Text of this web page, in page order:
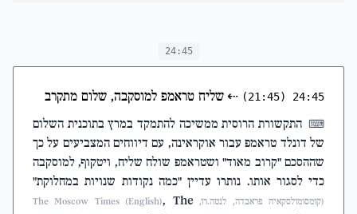
24:45
24:45
(21:45)
⇠שליח טראמפ למוסקבה, שלום מתקרב
⌨ התקשורת הרוסית ממשיכה להתמקד במרץ בתוכנית השלום
של דונלד טראמפ עבור אוקראינה, עם דיווחים המצביעים על כך
שההסכם "קרוב מאוד" ושטראמפ שולח שליח, ויטקוף, למוסקבה
כדי לסגור אותו. נותרו עדיין "כמה נקודות שנויות במחלוקת"
(קומסומולסקאיה פראבדה, לנטה.רו, The Moscow Times (English) , The